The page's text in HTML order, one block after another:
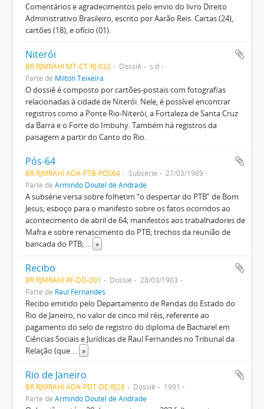
Comentários e agradecimentos pelo envio do livro Direito
Administrativo Brasileiro, escrito por Aarão Reis. Cartas (24),
cartões (18), e ofício (01).
Niterói
BR RJMRAHI MT-CT-RJ-032 Dossiê
s.d
Parte de Milton Teixeira
O dossiê é composto por cartões-postais com fotografias
relacionadas à cidade de Niterói. Nele, é possível encontrar
registros como a Ponte Rio-Niterói, a Fortaleza de Santa Cruz
da Barra e o Forte do Imbuhy. Também há registros da
paisagem a partir do Canto do Rio.
Pós-64
BR RJMRAHI ADA-PTB-PÓS64 Subsérie
27/03/1989
Parte de Armindo Doutel de Andrade
A subsérie versa sobre folhetim “o despertar do PTB” de Bom
Jesus; esboço para o manifesto sobre os fatos ocorridos ao
acontecimento de abril de 64; manifestos aos trabalhadores de
Mafra e sobre renascimento do PTB; trechos da reunião de
bancada do PTB; ... »
Recibo
BR RJMRAHI RF-DD-001 Dossiê
28/03/1903
Parte de Raul Fernandes
Recibo emitido pelo Departamento de Rendas do Estado do
Rio de Janeiro, no valor de cinco mil réis, referente ao
pagamento do selo de registro do diploma de Bacharel em
Ciências Sociais e Jurídicas de Raul Fernandes no Tribunal da
Relação (que ... »
Rio de Janeiro
BR RJMRAHI ADA-PDT-DE-RJ28 Dossiê
1991
Parte de Armindo Doutel de Andrade